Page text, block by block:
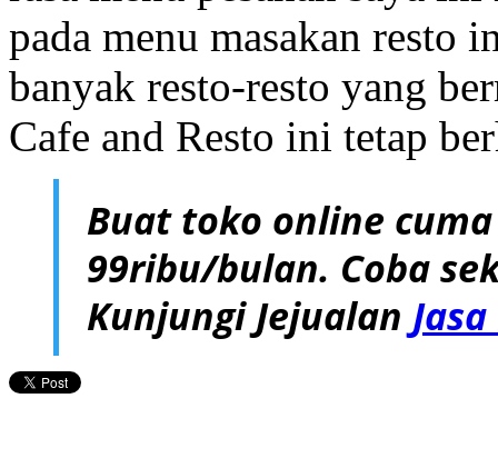
pada menu masakan resto
banyak resto-resto yang
Cafe and Resto ini tetap
Buat toko online
99ribu/bulan. Coba
Kunjungi Jejualan